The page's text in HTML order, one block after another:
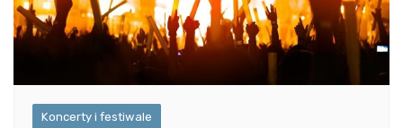
Koncerty i festiwale